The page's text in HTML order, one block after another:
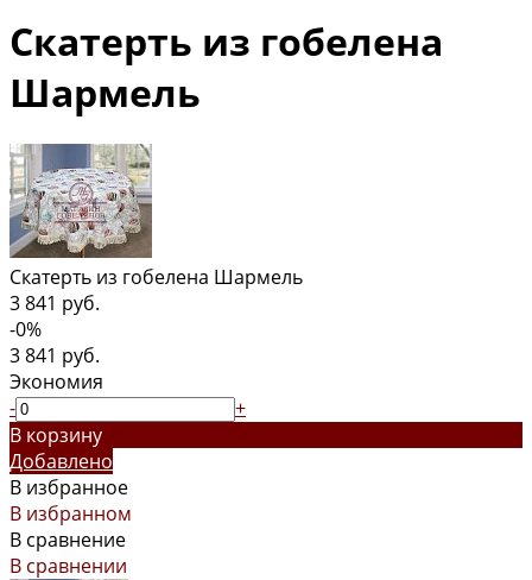
Скатерть из гобелена
Шармель
Скатерть из гобелена Шармель
3 841 руб.
-0%
3 841 руб.
Экономия
-
+
В корзину
Добавлено
В избранное
В избранном
В сравнение
В сравнении